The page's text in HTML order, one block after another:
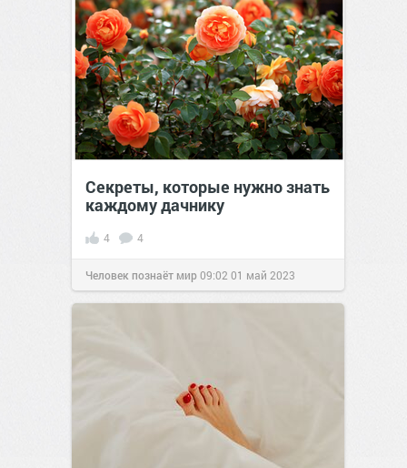
Секреты, которые нужно знать
каждому дачнику
4 4
Человек познаёт мир09:02 01 май 2023